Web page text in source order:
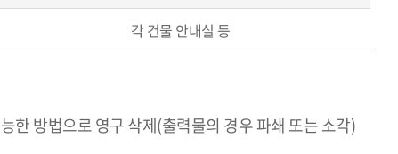
각 건물 안내실 등
한 방법으로 영구 삭제(출력물의 경우 파쇄 또는 소각)